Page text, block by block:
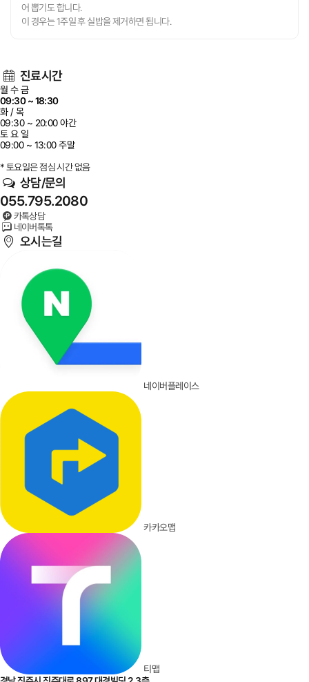
어 뽑기도 합니다.
이 경우는 1주일 후 실밥을 제거하면 됩니다.